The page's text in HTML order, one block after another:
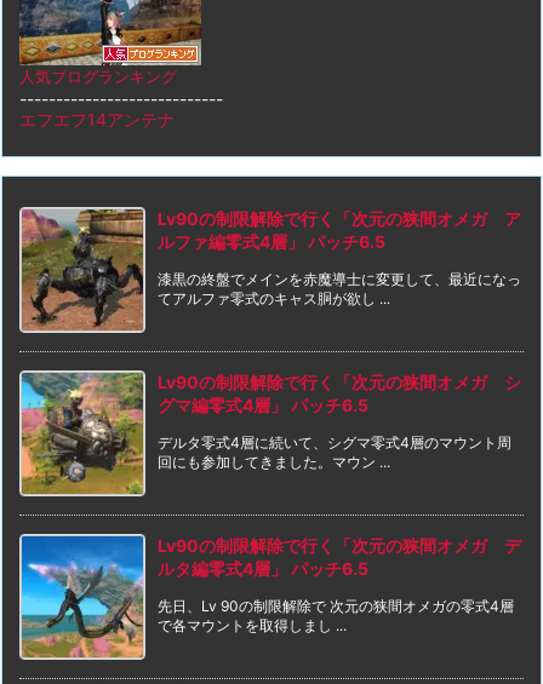
人気ブログランキング
----------------------------
エフエフ14アンテナ
Lv90の制限解除で行く「次元の狭間オメガ ア
ルファ編零式4層」 パッチ6.5
漆黒の終盤でメインを赤魔導士に変更して、最近になっ
てアルファ零式のキャス胴が欲し ...
Lv90の制限解除で行く「次元の狭間オメガ シ
グマ編零式4層」 パッチ6.5
デルタ零式4層に続いて、シグマ零式4層のマウント周
回にも参加してきました。マウン ...
Lv90の制限解除で行く「次元の狭間オメガ デ
ルタ編零式4層」 パッチ6.5
先日、Lv 90の制限解除で 次元の狭間オメガの零式4層
で各マウントを取得しまし ...